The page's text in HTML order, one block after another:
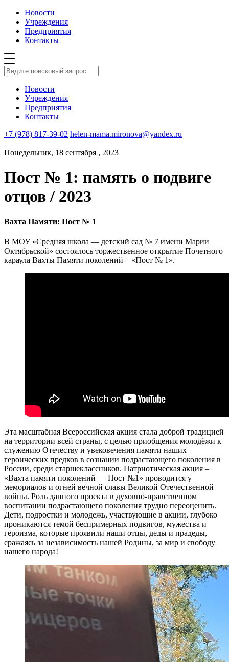
Новости
Учреждения
Предприятия
Контакты
Новости
Учреждения
Предприятия
Контакты
+7 (978) 817-39-02 helen-mama.mironova@yandex.ru
Понедельник, 18 сентября , 2023
Пост № 1: память о подвиге
отцов / 2023
Вахта Памяти: Пост № 1
В МОУ «Средняя школа — детский сад № 7 имени Марии
Октябрьской» состоялось торжественное открытие Почетного
караула Вахты Памяти поколений – «Пост № 1».
Эта масштабная Всероссийская акция стала доброй традицией
на территории всей страны, с целью приобщения молодёжи к
служению Отечеству и увековечения памяти наших
героических предков в сознании подрастающего поколения в
России, среди старшеклассников. Патриотическая акция –
«Вахта памяти поколений — Пост №1» проводится у
мемориалов и огней вечной славы Великой Отечественной
войны. Роль данного проекта в духовно-нравственном
воспитании подрастающего поколения трудно переоценить.
Дети, подростки и молодежь, участвующие в акции, глубоко
проникаются темой беспримерных подвигов, мужества и
героизма, которые проявили наши отцы, деды и прадеды,
сражаясь за независимость нашей Родины, за мир и свободу
нашего народа!